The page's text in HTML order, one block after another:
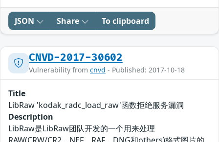
JSON Share To clipboard
CNVD-2017-30602
Vulnerability from cnvd - Published: 2017-10-18
Title
LibRaw 'kodak_radc_load_raw'函数拒绝服务漏洞
Description
LibRaw是LibRaw团队开发的一个用来处理